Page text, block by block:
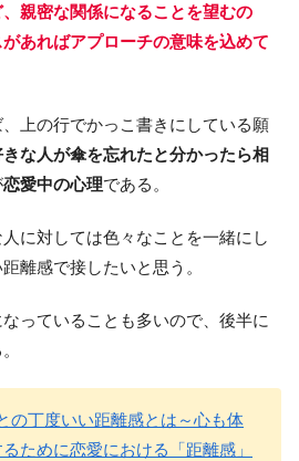
、親密な関係になることを望むの
あればアプローチの意味を込めて
上の行でかっこ書きにしている願
きな人が傘を忘れたと分かったら相
恋愛中の心理である。
に対しては色々なことを一緒にし
離感で接したいと思う。
っていることも多いので、後半に
の丁度いい距離感とは～心も体
ために恋愛における「距離感」